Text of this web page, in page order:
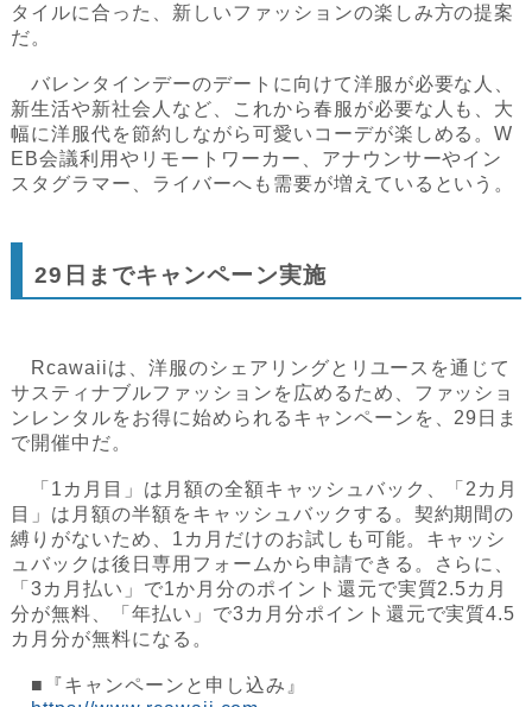
タイルに合った、新しいファッションの楽しみ方の提案
だ。
バレンタインデーのデートに向けて洋服が必要な人、
新生活や新社会人など、これから春服が必要な人も、大
幅に洋服代を節約しながら可愛いコーデが楽しめる。W
EB会議利用やリモートワーカー、アナウンサーやイン
スタグラマー、ライバーへも需要が増えているという。
29日までキャンペーン実施
Rcawaiiは、洋服のシェアリングとリユースを通じて
サスティナブルファッションを広めるため、ファッショ
ンレンタルをお得に始められるキャンペーンを、29日ま
で開催中だ。
「1カ月目」は月額の全額キャッシュバック、「2カ月
目」は月額の半額をキャッシュバックする。契約期間の
縛りがないため、1カ月だけのお試しも可能。キャッシ
ュバックは後日専用フォームから申請できる。さらに、
「3カ月払い」で1か月分のポイント還元で実質2.5カ月
分が無料、「年払い」で3カ月分ポイント還元で実質4.5
カ月分が無料になる。
■『キャンペーンと申し込み』